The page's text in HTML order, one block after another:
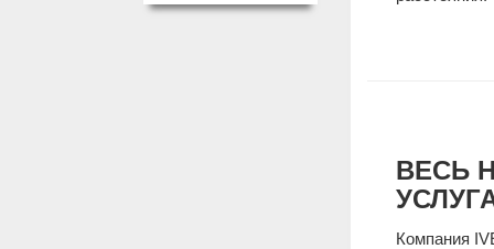
ВЕСЬ
Компания